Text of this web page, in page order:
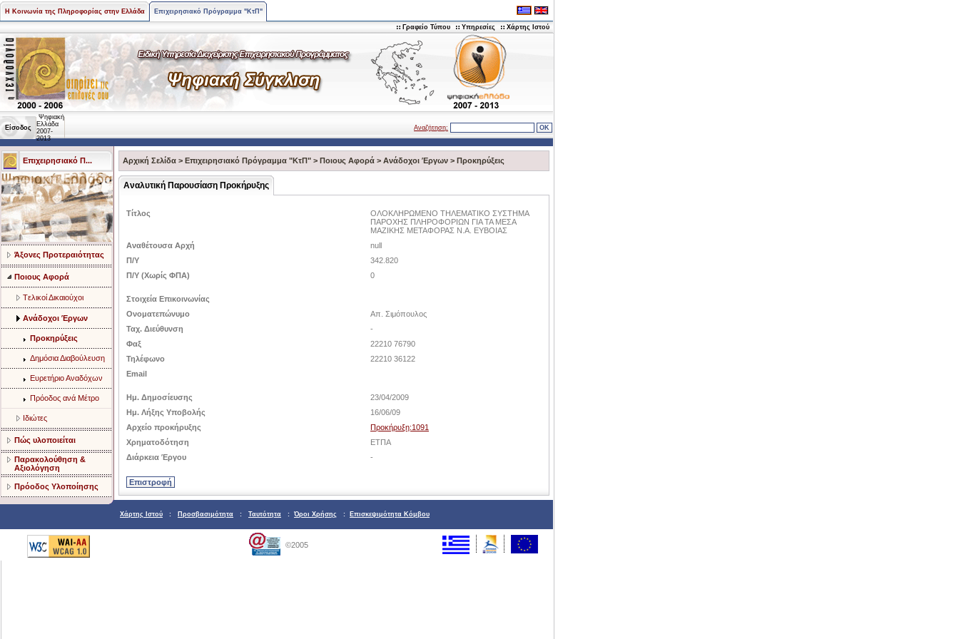
Η Κοινωνία της Πληροφορίας στην Ελλάδα Επιχειρησιακό Πρόγραμμα "ΚτΠ"
Γραφείο Τύπου Υπηρεσίες Χάρτης Ιστού
Είσοδος
Ψηφιακή
Ελλάδα
2007-
2013
Αναζήτηση:
Επιχειρησιακό Π...
Άξονες Προτεραιότητας
Ποιους Αφορά
Tελικοί Δικαιούχοι
Ανάδοχοι Έργων
Προκηρύξεις
Δημόσια Διαβούλευση
Ευρετήριο Αναδόχων
Πρόοδος ανά Μέτρο
Ιδιώτες
Πώς υλοποιείται
Παρακολούθηση &
Αξιολόγηση
Πρόοδος Υλοποίησης
Αρχική Σελίδα > Επιχειρησιακό Πρόγραμμα "ΚτΠ" > Ποιους Αφορά > Ανάδοχοι Έργων > Προκηρύξεις
Αναλυτική Παρουσίαση Προκήρυξης
Τίτλος
ΟΛΟΚΛΗΡΩΜΕΝΟ ΤΗΛΕΜΑΤΙΚΟ ΣΥΣΤΗΜΑ
ΠΑΡΟΧΗΣ ΠΛΗΡΟΦΟΡΙΩΝ ΓΙΑ ΤΑ ΜΕΣΑ
ΜΑΖΙΚΗΣ ΜΕΤΑΦΟΡΑΣ Ν.Α. ΕΥΒΟΙΑΣ
Αναθέτουσα Αρχή
null
Π/Υ
342.820
Π/Υ (Χωρίς ΦΠΑ)
0
Στοιχεία Επικοινωνίας
Ονοματεπώνυμο
Απ. Σιμόπουλος
Ταχ. Διεύθυνση
-
Φαξ
22210 76790
Τηλέφωνο
22210 36122
Email
Ημ. Δημοσίευσης
23/04/2009
Ημ. Λήξης Υποβολής
16/06/09
Αρχείο προκήρυξης
Προκήρυξη:1091
Χρηματοδότηση
ΕΤΠΑ
Διάρκεια Έργου
-
Χάρτης Ιστού : Προσβασιμότητα : Ταυτότητα : Όροι Χρήσης : Επισκεψιμότητα Κόμβου
©2005